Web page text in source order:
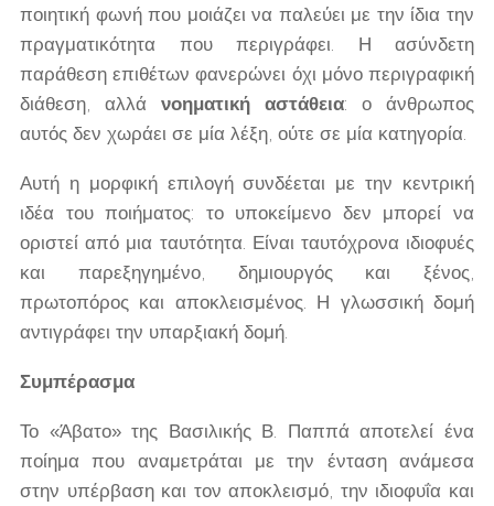
ποιητική φωνή που μοιάζει να παλεύει με την ίδια την
πραγματικότητα που περιγράφει. Η ασύνδετη
παράθεση επιθέτων φανερώνει όχι μόνο περιγραφική
διάθεση, αλλά νοηματική αστάθεια: ο άνθρωπος
αυτός δεν χωράει σε μία λέξη, ούτε σε μία κατηγορία.
Αυτή η μορφική επιλογή συνδέεται με την κεντρική
ιδέα του ποιήματος: το υποκείμενο δεν μπορεί να
οριστεί από μια ταυτότητα. Είναι ταυτόχρονα ιδιοφυές
και παρεξηγημένο, δημιουργός και ξένος,
πρωτοπόρος και αποκλεισμένος. Η γλωσσική δομή
αντιγράφει την υπαρξιακή δομή.
Συμπέρασμα
Το «Άβατο» της Βασιλικής Β. Παππά αποτελεί ένα
ποίημα που αναμετράται με την ένταση ανάμεσα
στην υπέρβαση και τον αποκλεισμό, την ιδιοφυΐα και